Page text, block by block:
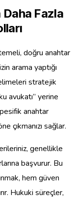
Daha Fazla
doğru anahtar
arama yaptığı
stratejik
avukatı” yerine
anahtar
çıkmanızı sağlar.
genellikle
başvurur. Bu
hem güven
Hukuki süreçler,